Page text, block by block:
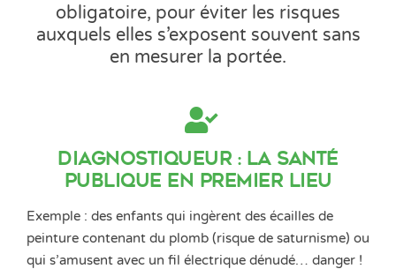
obligatoire, pour éviter les risques
auxquels elles s’exposent souvent sans
en mesurer la portée.
Diagnostiqueur : la santé
publique en premier lieu
Exemple : des enfants qui ingèrent des écailles de
peinture contenant du plomb (risque de saturnisme) ou
qui s’amusent avec un fil électrique dénudé… danger !